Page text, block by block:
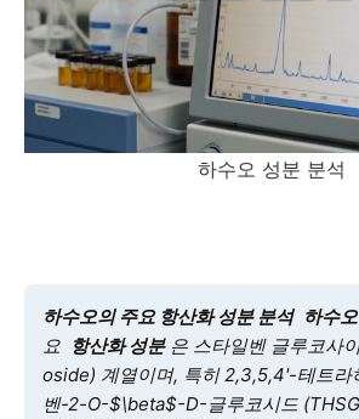
하수오 성분 분석
하수오의 주요 항산화 성분 분석 하수오
요 항산화 성분 은 스타일벤 글루코사
oside) 계열이며, 특히 2,3,5,4'-테트라
벤-2-O-$\beta$-D-글루코시드